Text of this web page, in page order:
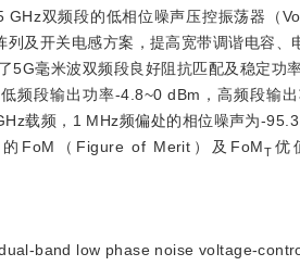
双频段的低相位噪声压控振荡器（
及开关电感方案，提高宽带调谐电容、
5G毫米波双频段良好阻抗匹配及稳定功
频段输出功率-4.8~0 dBm，高频段输
载频，1 MHz频偏处的相位噪声为-
FoM（Figure of Merit）及FoMT优
band low phase noise voltage-